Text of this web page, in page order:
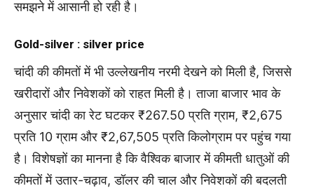
समझने में आसानी हो रही है।
Gold-silver : silver price
चांदी की कीमतों में भी उल्लेखनीय नरमी देखने को मिली है, जिससे
खरीदारों और निवेशकों को राहत मिली है। ताजा बाजार भाव के
अनुसार चांदी का रेट घटकर ₹267.50 प्रति ग्राम, ₹2,675
प्रति 10 ग्राम और ₹2,67,505 प्रति किलोग्राम पर पहुंच गया
है। विशेषज्ञों का मानना है कि वैश्विक बाजार में कीमती धातुओं की
कीमतों में उतार-चढ़ाव, डॉलर की चाल और निवेशकों की बदलती